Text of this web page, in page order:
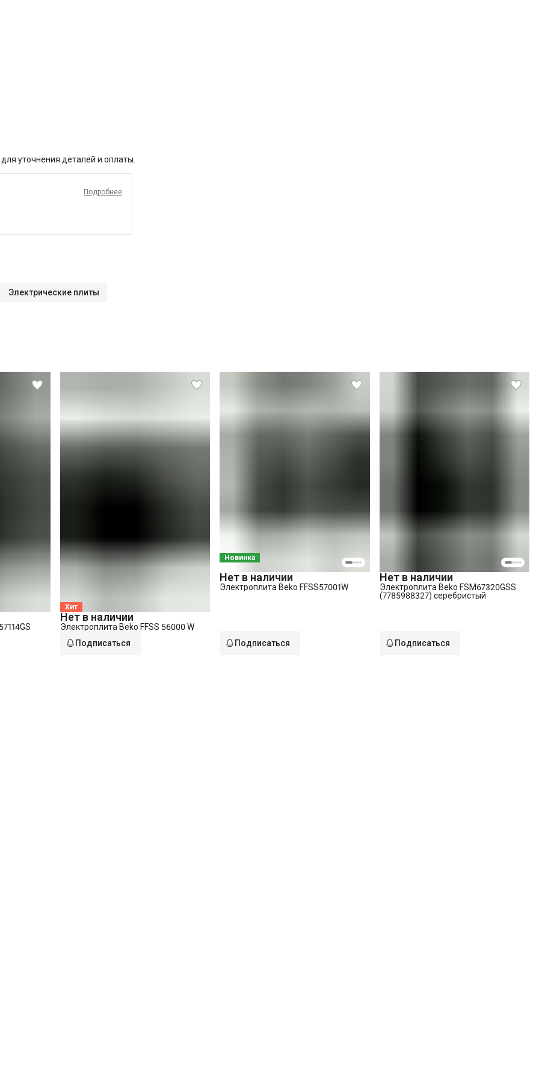
уточнения деталей и оплаты.
Подробнее
за КАД)
Электрические плиты
Хит
Нет в наличии
Электроплита Beko FFSS 56000 W
Подписаться
Новинка
Нет в наличии
Электроплита Beko FFSS57001W
Подписаться
Нет в наличии
Электроплита Beko FSM67320GSS
(7785988327) серебристый
Подписаться